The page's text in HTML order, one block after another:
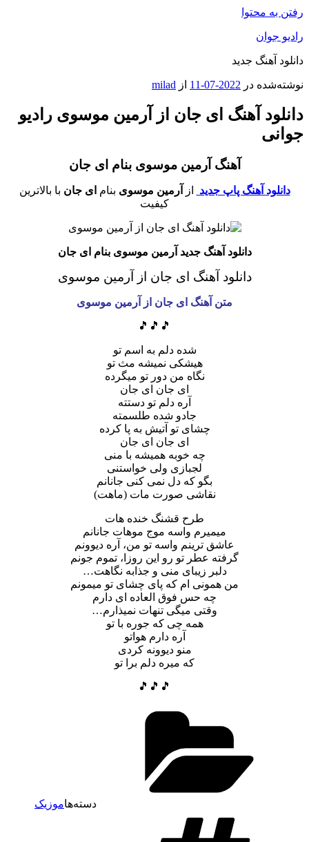
رفتن به محتوا
رادیو جوان
دانلود آهنگ جدید
نوشته‌شده در 2022-07-11 از milad
دانلود آهنگ ای جان از آرمین موسوی رادیو
جوانی
آهنگ آرمین موسوی بنام ای جان
دانلود آهنگ پاپ جدید از آرمین موسوی بنام ای جان با بالاترین
کیفیت
دانلود آهنگ جدید آرمین موسوی بنام ای جان
دانلود آهنگ ای جان از آرمین موسوی
متن آهنگ ای جان از آرمین موسوی
🎵🎵🎵
شده دلم به اسم تو
هیشکی نمیشه مث تو
نگاه من دور تو میگرده
ای جان ای جان
آره دلم تو دستته
جادو شده طلسمته
چشای تو آتیش به پا کرده
ای جان ای جان
چه خوبه همیشه با منی
لجبازی ولی خواستنی
بگو که دل نمی کنی جانانم
نقاشی صورت مات (ماهت)
طرح قشنگ خنده هات
میمیرم واسه موج موهات جانانم
عاشق ترینم واسه تو من، آره دیوونم
گرفته عطر تو رو این روزا، تموم جونم
دلبر زیبای منی و جذابه نگاهت…
من همونی ام که پای چشای تو میمونم
چه حس فوق العاده ای دارم
وقتی میگی تنهات نمیذارم…
همه چی که جوره با تو
آره دارم هواتو
منو دیوونه کردی
که میره دلم برا تو
🎵🎵🎵
دسته‌هاموزیک